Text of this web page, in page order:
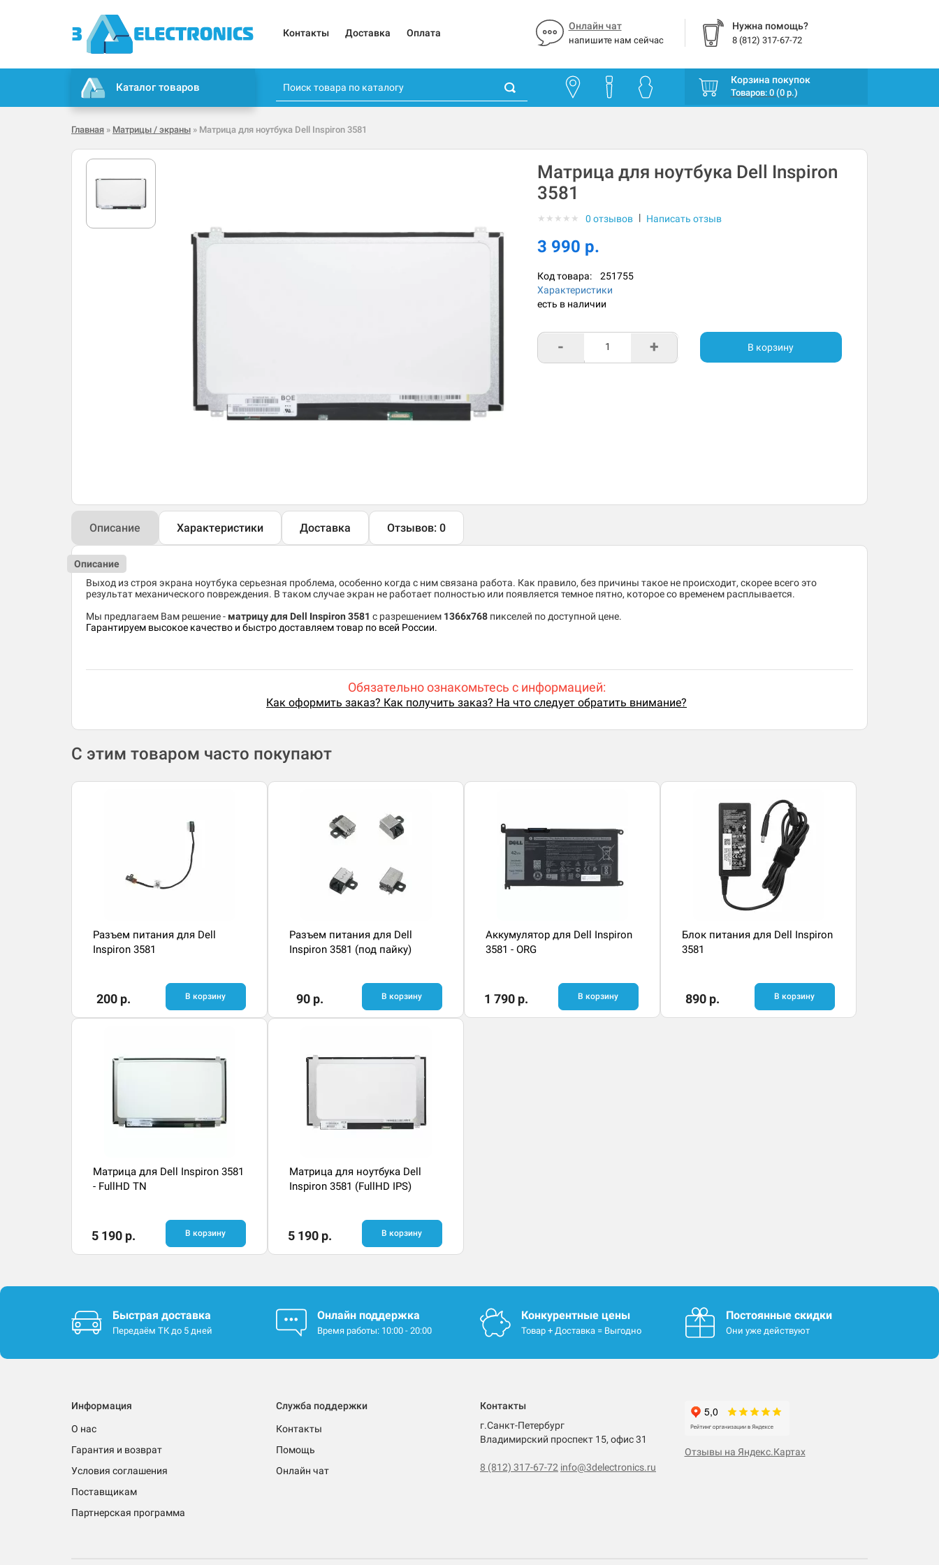
Контакты Доставка Оплата
Онлайн чат
напишите нам сейчас
Нужна помощь?
8 (812) 317-67-72
Каталог товаров
Корзина покупок
Товаров: 0 (0 р.)
Главная » Матрицы / экраны » Матрица для ноутбука Dell Inspiron 3581
Матрица для ноутбука Dell Inspiron
3581
★ ★ ★ ★ ★ 0 отзывов | Написать отзыв
3 990 р.
Код товара: 251755
Характеристики
есть в наличии
- + В корзину
Описание Характеристики Доставка Отзывов: 0
Описание
Выход из строя экрана ноутбука серьезная проблема, особенно когда с ним связана работа. Как правило, без причины такое не происходит, скорее всего это
результат механического повреждения. В таком случае экран не работает полностью или появляется темное пятно, которое со временем расплывается.
Мы предлагаем Вам решение - матрицу для Dell Inspiron 3581 c разрешением 1366x768 пикселей по доступной цене.
Гарантируем высокое качество и быстро доставляем товар по всей России.
Обязательно ознакомьтесь с информацией:
Как оформить заказ? Как получить заказ? На что следует обратить внимание?
С этим товаром часто покупают
Разъем питания для Dell
Inspiron 3581
200 р. В корзину
Разъем питания для Dell
Inspiron 3581 (под пайку)
90 р. В корзину
Аккумулятор для Dell Inspiron
3581 - ORG
1 790 р. В корзину
Блок питания для Dell Inspiron
3581
890 р. В корзину
Матрица для Dell Inspiron 3581
- FullHD TN
5 190 р. В корзину
Матрица для ноутбука Dell
Inspiron 3581 (FullHD IPS)
5 190 р. В корзину
Быстрая доставка
Передаём ТК до 5 дней
Онлайн поддержка
Время работы: 10:00 - 20:00
Конкурентные цены
Товар + Доставка = Выгодно
Постоянные скидки
Они уже действуют
Информация
О нас
Гарантия и возврат
Условия соглашения
Поставщикам
Партнерская программа
Служба поддержки
Контакты
Помощь
Онлайн чат
Контакты
г.Санкт-Петербург
Владимирский проспект 15, офис 31
8 (812) 317-67-72 info@3delectronics.ru
Отзывы на Яндекс.Картах